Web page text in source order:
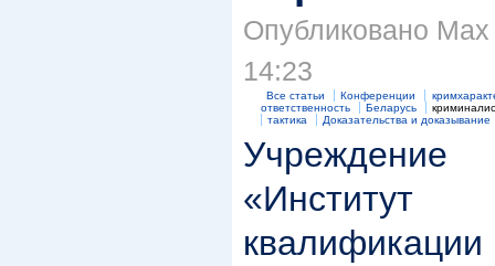
Опубликовано
14:23
Все статьи Конференции
ответственность
Беларусь
тактика
Доказательства и доказывание